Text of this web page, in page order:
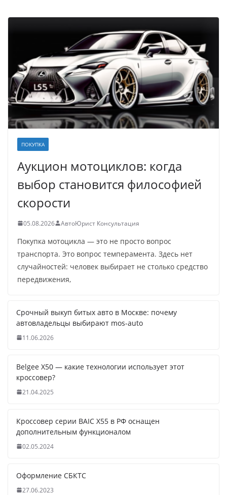
ПОКУПКА
Аукцион мотоциклов: когда
выбор становится философией
скорости
05.08.2026 АвтоЮрист Консультация
Покупка мотоцикла — это не просто вопрос
транспорта. Это вопрос темперамента. Здесь нет
случайностей: человек выбирает не столько средство
передвижения,
Срочный выкуп битых авто в Москве: почему
автовладельцы выбирают mos-auto
11.06.2026
Belgee X50 — какие технологии использует этот
кроссовер?
21.04.2025
Кроссовер серии BAIC X55 в РФ оснащен
дополнительным функционалом
02.05.2024
Оформление СБКТС
27.06.2023